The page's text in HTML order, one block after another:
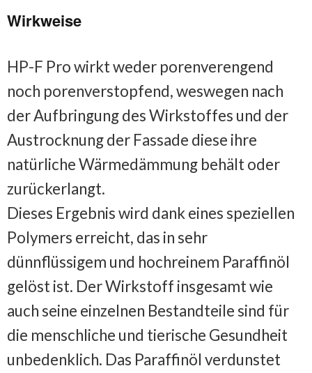
Wirkweise
HP-F Pro wirkt weder porenverengend
noch porenverstopfend, weswegen nach
der Aufbringung des Wirkstoffes und der
Austrocknung der Fassade diese ihre
natürliche Wärmedämmung behält oder
zurückerlangt.
Dieses Ergebnis wird dank eines speziellen
Polymers erreicht, das in sehr
dünnflüssigem und hochreinem Paraffinöl
gelöst ist. Der Wirkstoff insgesamt wie
auch seine einzelnen Bestandteile sind für
die menschliche und tierische Gesundheit
unbedenklich. Das Paraffinöl verdunstet